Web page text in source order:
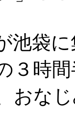
池袋
３時
おな